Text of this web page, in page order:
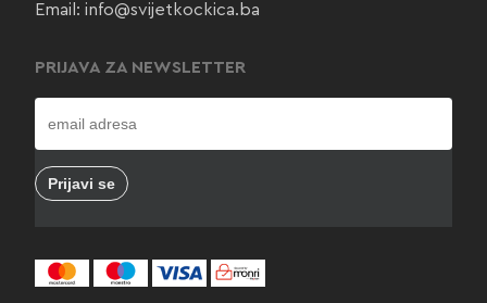
Email: info@svijetkockica.ba
PRIJAVA ZA NEWSLETTER